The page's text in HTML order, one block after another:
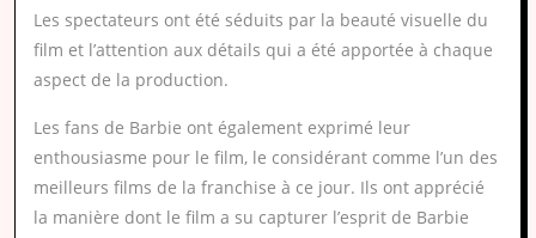
Les spectateurs ont été séduits par la beauté visuelle du
film et l’attention aux détails qui a été apportée à chaque
aspect de la production.
Les fans de Barbie ont également exprimé leur
enthousiasme pour le film, le considérant comme l’un des
meilleurs films de la franchise à ce jour. Ils ont apprécié
la manière dont le film a su capturer l’esprit de Barbie